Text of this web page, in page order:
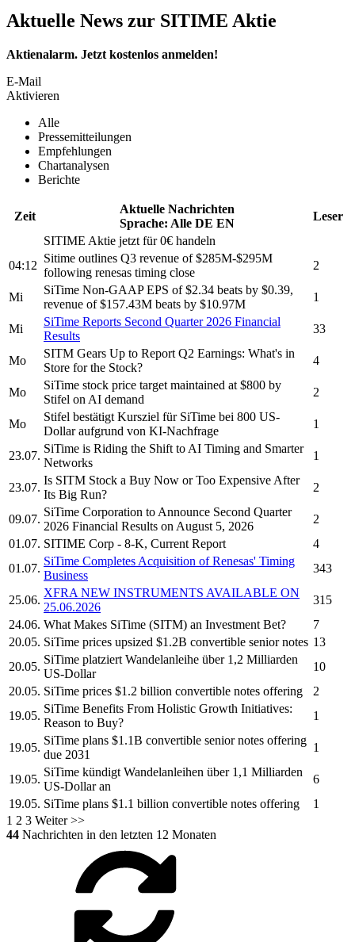
Aktuelle News zur SITIME Aktie
Aktienalarm. Jetzt kostenlos anmelden!
E-Mail
Aktivieren
Alle
Pressemitteilungen
Empfehlungen
Chartanalysen
Berichte
Zeit
Aktuelle Nachrichten
Sprache: Alle DE EN
Leser
SITIME Aktie jetzt für 0€ handeln
04:12
Sitime outlines Q3 revenue of $285M-$295M
following renesas timing close
2
Mi
SiTime Non-GAAP EPS of $2.34 beats by $0.39,
revenue of $157.43M beats by $10.97M
1
Mi
SiTime Reports Second Quarter 2026 Financial
Results
33
Mo
SITM Gears Up to Report Q2 Earnings: What's in
Store for the Stock?
4
Mo
SiTime stock price target maintained at $800 by
Stifel on AI demand
2
Mo
Stifel bestätigt Kursziel fürSiTime bei 800 US-
Dollar aufgrund von KI-Nachfrage
1
23.07.
SiTime is Riding the Shift to AI Timing and Smarter
Networks
1
23.07.
Is SITM Stock a Buy Now or Too Expensive After
Its Big Run?
2
09.07.
SiTime Corporation to Announce Second Quarter
2026 Financial Results on August 5, 2026
2
01.07. SITIME Corp - 8-K, Current Report
4
01.07.
SiTime Completes Acquisition of Renesas' Timing
Business
343
25.06.
XFRA NEW INSTRUMENTS AVAILABLE ON
25.06.2026
315
24.06. What Makes SiTime (SITM) an Investment Bet?
7
20.05. SiTime prices upsized $1.2B convertible senior notes 13
20.05.
SiTime platziert Wandelanleihe über 1,2 Milliarden
US-Dollar
10
20.05. SiTime prices $1.2 billion convertible notes offering
2
19.05.
SiTime Benefits From Holistic Growth Initiatives:
Reason to Buy?
1
19.05.
SiTime plans $1.1B convertible senior notes offering
due 2031
1
19.05.
SiTime kündigt Wandelanleihen über 1,1 Milliarden
US-Dollar an
6
19.05. SiTime plans $1.1 billion convertible notes offering
1
1 2 3 Weiter >>
44 Nachrichten in den letzten 12 Monaten